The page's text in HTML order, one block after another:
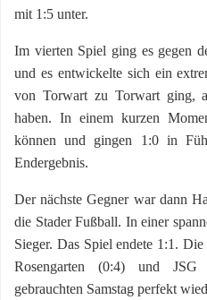
mit 1:5 unter.
Im vierten Spiel ging es gegen
und es entwickelte sich ein
von Torwart zu Torwart ging,
haben. In einem kurzen
können und gingen 1:0 in
Endergebnis.
Der nächste Gegner war dann
die Stader Fußball. In einer
Sieger. Das Spiel endete 1:1.
Rosengarten (0:4) und
gebrauchten Samstag perfekt